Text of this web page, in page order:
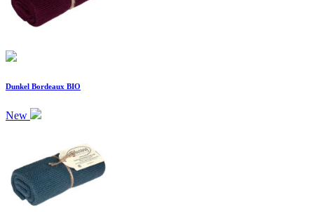
Dunkel Bordeaux BIO
New